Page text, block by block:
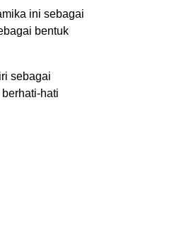
ini sebagai
bentuk
sebagai
hati